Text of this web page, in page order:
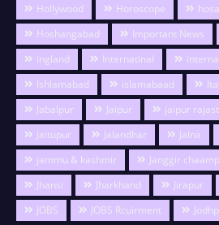
Hollywood
Horoscope
Hoshangabad
Important News
ingland
Internatinal
Ishlamabad
islamabaad
Jabalpur
Jaipur jaipur
Jaitupur
Jalandhar Jalna
jammu & kashmir
Janggir
Jhansi
Jharkhand Jirapur
JOBS
JOBS Rcuirment